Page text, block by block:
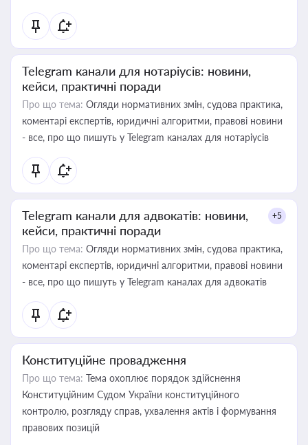
Telegram канали для нотаріусів: новини,
кейси, практичні поради
Про що тема: Огляди нормативних змін, судова практика,
коментарі експертів, юридичні алгоритми, правові новини
- все, про що пишуть у Telegram каналах для нотаріусів
Telegram канали для адвокатів: новини,
кейси, практичні поради
+5
Про що тема: Огляди нормативних змін, судова практика,
коментарі експертів, юридичні алгоритми, правові новини
- все, про що пишуть у Telegram каналах для адвокатів
Конституційне провадження
Про що тема: Тема охоплює порядок здійснення
Конституційним Судом України конституційного
контролю, розгляду справ, ухвалення актів і формування
правових позицій